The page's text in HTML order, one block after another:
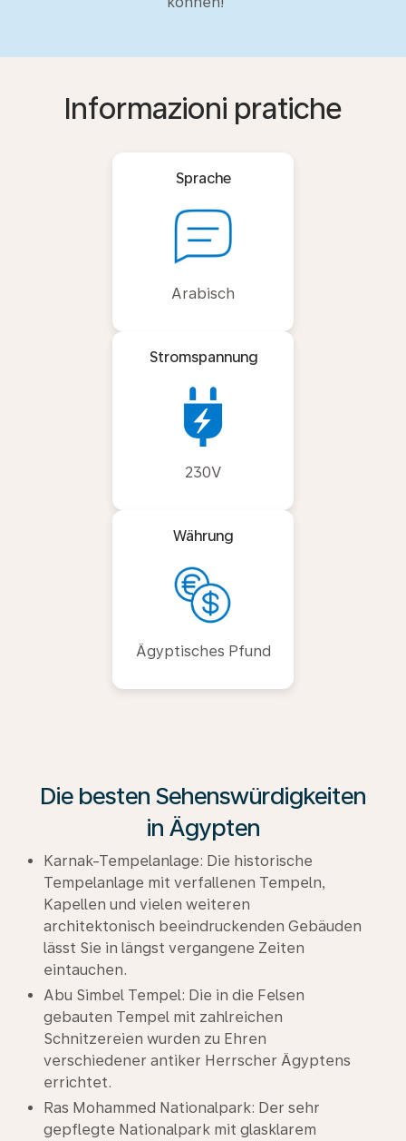
Informazioni pratiche
Sprache
Arabisch
Stromspannung
230V
Währung
Ägyptisches Pfund
Die besten Sehenswürdigkeiten
in Ägypten
Karnak-Tempelanlage: Die historische
Tempelanlage mit verfallenen Tempeln,
Kapellen und vielen weiteren
architektonisch beeindruckenden Gebäuden
lässt Sie in längst vergangene Zeiten
eintauchen.
Abu Simbel Tempel: Die in die Felsen
gebauten Tempel mit zahlreichen
Schnitzereien wurden zu Ehren
verschiedener antiker Herrscher Ägyptens
errichtet.
Ras Mohammed Nationalpark: Der sehr
gepflegte Nationalpark mit glasklarem